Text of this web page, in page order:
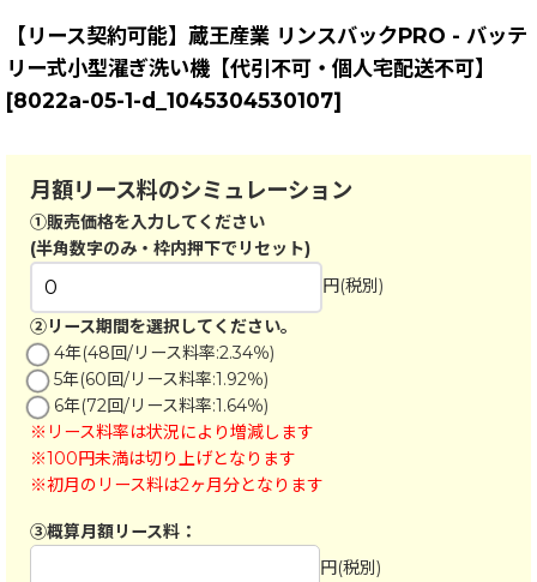
【リース契約可能】蔵王産業 リンスバックPRO - バッテ
リー式小型濯ぎ洗い機【代引不可・個人宅配送不可】
[8022a-05-1-d_1045304530107]